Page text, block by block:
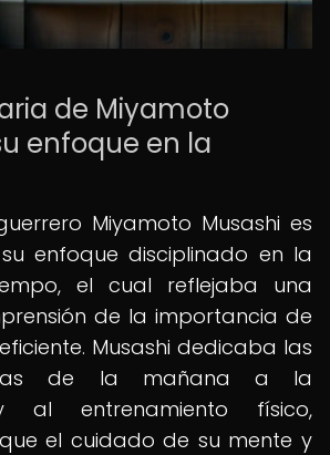
de Miyamoto
enfoque en la
Miyamoto Musashi es
enfoque disciplinado en la
el cual reflejaba una
de la importancia de
Musashi dedicaba las
de la mañana a la
al entrenamiento físico,
el cuidado de su mente y